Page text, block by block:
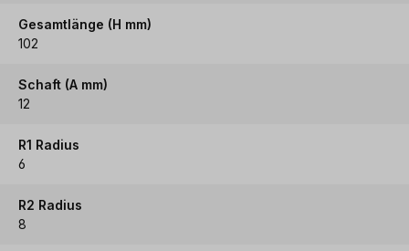
Gesamtlänge (H mm)
102
Schaft (A mm)
12
R1 Radius
6
R2 Radius
8